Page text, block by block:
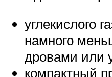
углекислого
намного
дровами или
компактный